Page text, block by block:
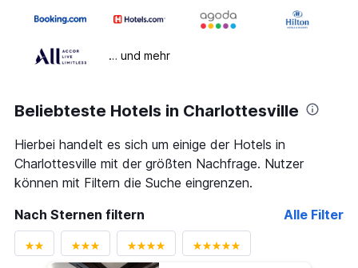
… und mehr
Beliebteste Hotels in Charlottesville
Hierbei handelt es sich um einige der Hotels in
Charlottesville mit der größten Nachfrage. Nutzer
können mit Filtern die Suche eingrenzen.
Nach Sternen filtern
Alle Filter